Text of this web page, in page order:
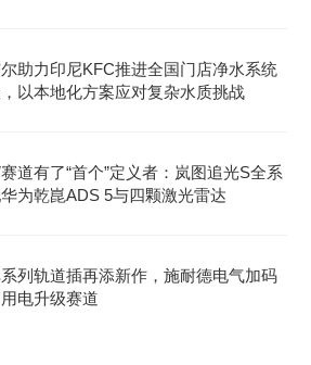
助力印尼KFC推进全国门店净水系统
以本地化方案应对复杂水质挑战
道有了“首个”定义者：岚图追光S全系
为乾崑ADS 5与四颗激光雷达
列轨道插再添新作，施耐德电气加码
电升级赛道